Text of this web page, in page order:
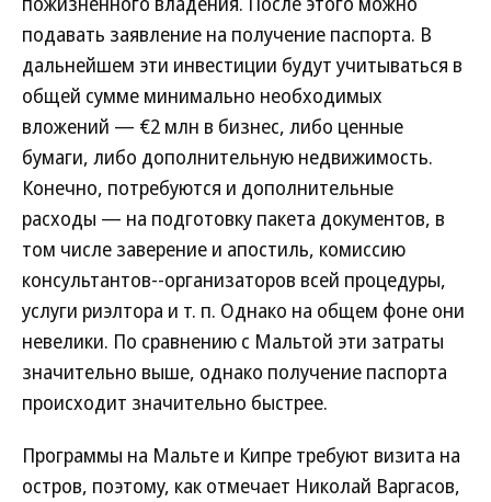
подавать заявление на получение паспорта. В
дальнейшем эти инвестиции будут учитываться в
общей сумме минимально необходимых
вложений — €2 млн в бизнес, либо ценные
бумаги, либо дополнительную недвижимость.
Конечно, потребуются и дополнительные
расходы — на подготовку пакета документов, в
том числе заверение и апостиль, комиссию
консультантов--организаторов всей процедуры,
услуги риэлтора и т. п. Однако на общем фоне они
невелики. По сравнению с Мальтой эти затраты
значительно выше, однако получение паспорта
происходит значительно быстрее.
Программы на Мальте и Кипре требуют визита на
остров, поэтому, как отмечает Николай Варгасов,